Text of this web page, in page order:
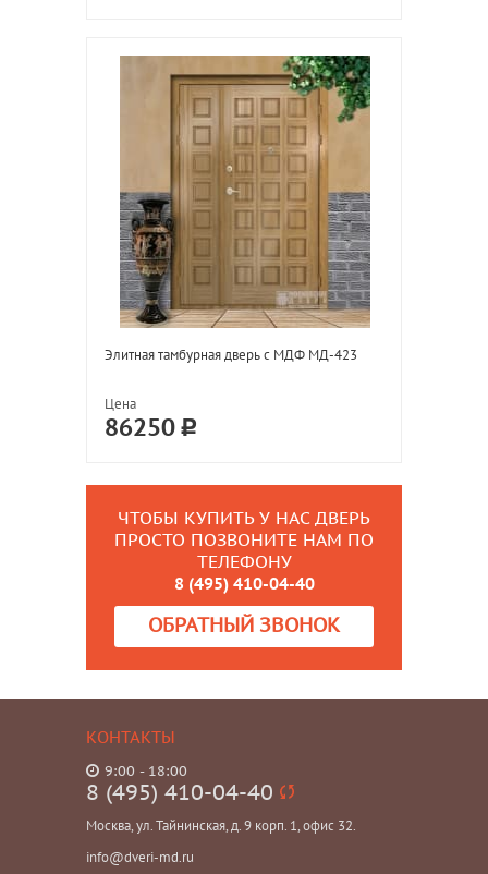
Элитная тамбурная дверь с МДФ МД-423
Цена
86250
ЧТОБЫ КУПИТЬ У НАС ДВЕРЬ
ПРОСТО ПОЗВОНИТЕ НАМ ПО
ТЕЛЕФОНУ
8 (495) 410-04-40
ОБРАТНЫЙ ЗВОНОК
КОНТАКТЫ
9:00 - 18:00
8 (495) 410-04-40
Москва, ул. Тайнинская, д. 9 корп. 1, офис 32.
info@dveri-md.ru